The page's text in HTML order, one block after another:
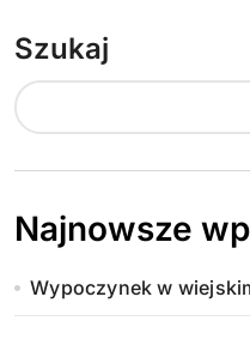
Szukaj
Najnowsze
Wypoczynek w